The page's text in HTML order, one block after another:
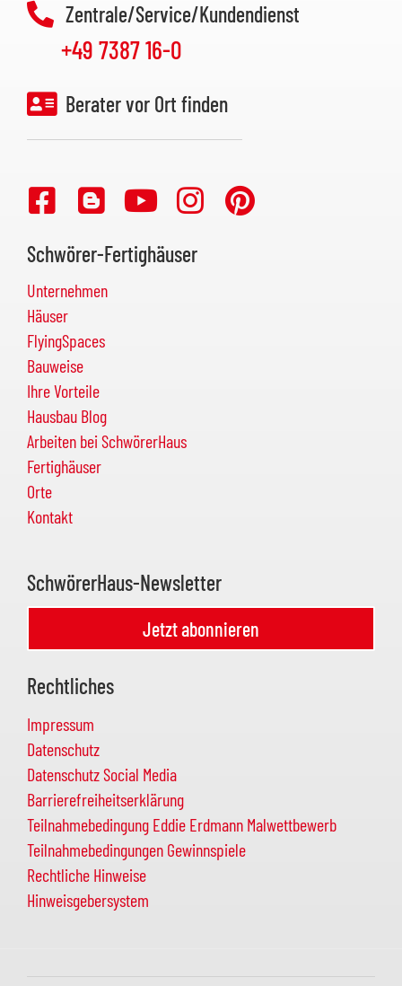
Zentrale/Service/Kundendienst
+49 7387 16-0
Berater vor Ort finden
Schwörer-Fertighäuser
Unternehmen
Häuser
FlyingSpaces
Bauweise
Ihre Vorteile
Hausbau Blog
Arbeiten bei SchwörerHaus
Fertighäuser
Orte
Kontakt
SchwörerHaus-Newsletter
Jetzt abonnieren
Rechtliches
Impressum
Datenschutz
Datenschutz Social Media
Barrierefreiheitserklärung
Teilnahmebedingung Eddie Erdmann Malwettbewerb
Teilnahmebedingungen Gewinnspiele
Rechtliche Hinweise
Hinweisgebersystem